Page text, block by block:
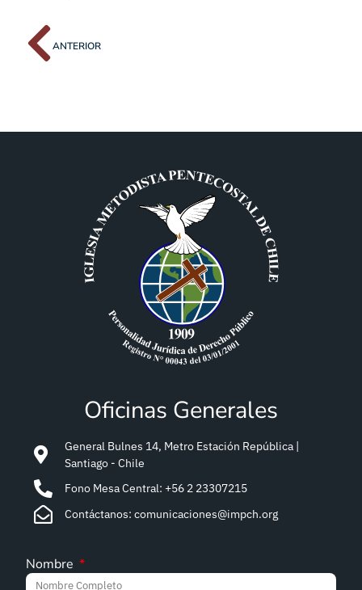
ANTERIOR
Oficinas Generales
General Bulnes 14, Metro Estación República |
Santiago - Chile
Fono Mesa Central: +56 2 23307215
Contáctanos: comunicaciones@impch.org
Nombre